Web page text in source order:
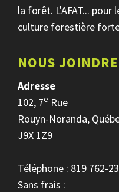
la forêt. L'AFAT...
culture forestière
NOUS JOINDRE
Adresse
102, 7e Rue
Rouyn-Noranda,
J9X 1Z9
Téléphone : 819 762-
Sans frais :